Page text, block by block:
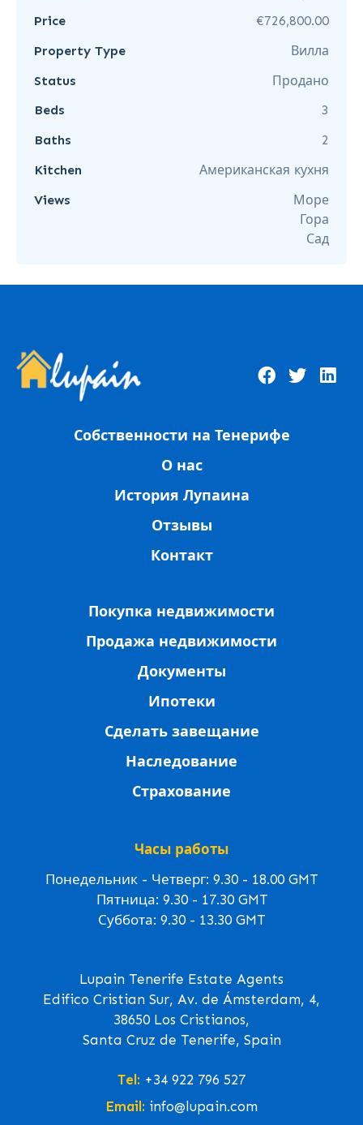
Price
€726,800.00
Property Type
Вилла
Status
Продано
Beds
3
Baths
2
Kitchen
Американская кухня
Views
Море
Гора
Сад
Собственности на Тенерифе
О нас
История Лупаина
Отзывы
Контакт
Покупка недвижимости
Продажа недвижимости
Документы
Ипотеки
Сделать завещание
Наследование
Страхование
Часы работы
Понедельник - Четверг: 9.30 - 18.00 GMT
Пятница: 9.30 - 17.30 GMT
Суббота: 9.30 - 13.30 GMT
Lupain Tenerife Estate Agents
Edifico Cristian Sur, Av. de Ámsterdam, 4,
38650 Los Cristianos,
Santa Cruz de Tenerife, Spain
Tel: +34 922 796 527
Email: info@lupain.com